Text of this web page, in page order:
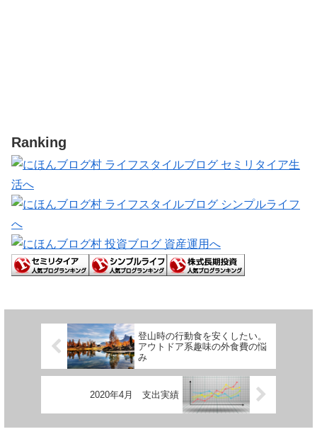
Ranking
登山時の行動食を安くしたい。
アウトドア系趣味の外食費の悩
み
2020年4月 支出実績